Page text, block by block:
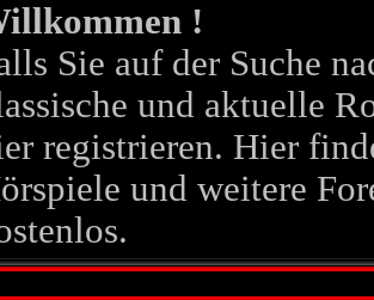
!
Sie auf der Suche
und aktuelle
registrieren. Hier
und weitere